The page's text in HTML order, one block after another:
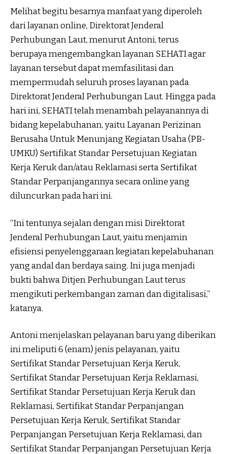
Melihat begitu besarnya manfaat yang diperoleh
dari layanan online, Direktorat Jenderal
Perhubungan Laut, menurut Antoni, terus
berupaya mengembangkan layanan SEHATI agar
layanan tersebut dapat memfasilitasi dan
mempermudah seluruh proses layanan pada
Direktorat Jenderal Perhubungan Laut. Hingga pada
hari ini, SEHATI telah menambah pelayanannya di
bidang kepelabuhanan, yaitu Layanan Perizinan
Berusaha Untuk Menunjang Kegiatan Usaha (PB-
UMKU) Sertifikat Standar Persetujuan Kegiatan
Kerja Keruk dan/atau Reklamasi serta Sertifikat
Standar Perpanjangannya secara online yang
diluncurkan pada hari ini.
“Ini tentunya sejalan dengan misi Direktorat
Jenderal Perhubungan Laut, yaitu menjamin
efisiensi penyelenggaraan kegiatan kepelabuhanan
yang andal dan berdaya saing. Ini juga menjadi
bukti bahwa Ditjen Perhubungan Laut terus
mengikuti perkembangan zaman dan digitalisasi,”
katanya.
Antoni menjelaskan pelayanan baru yang diberikan
ini meliputi 6 (enam) jenis pelayanan, yaitu
Sertifikat Standar Persetujuan Kerja Keruk,
Sertifikat Standar Persetujuan Kerja Reklamasi,
Sertifikat Standar Persetujuan Kerja Keruk dan
Reklamasi, Sertifikat Standar Perpanjangan
Persetujuan Kerja Keruk, Sertifikat Standar
Perpanjangan Persetujuan Kerja Reklamasi, dan
Sertifikat Standar Perpanjangan Persetujuan Kerja